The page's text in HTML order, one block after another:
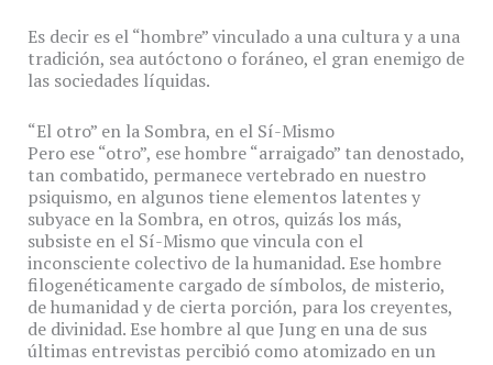
Es decir es el “hombre” vinculado a una cultura y a una
tradición, sea autóctono o foráneo, el gran enemigo de
las sociedades líquidas.
“El otro” en la Sombra, en el Sí-Mismo
Pero ese “otro”, ese hombre “arraigado” tan denostado,
tan combatido, permanece vertebrado en nuestro
psiquismo, en algunos tiene elementos latentes y
subyace en la Sombra, en otros, quizás los más,
subsiste en el Sí-Mismo que vincula con el
inconsciente colectivo de la humanidad. Ese hombre
filogenéticamente cargado de símbolos, de misterio,
de humanidad y de cierta porción, para los creyentes,
de divinidad. Ese hombre al que Jung en una de sus
últimas entrevistas percibió como atomizado en un